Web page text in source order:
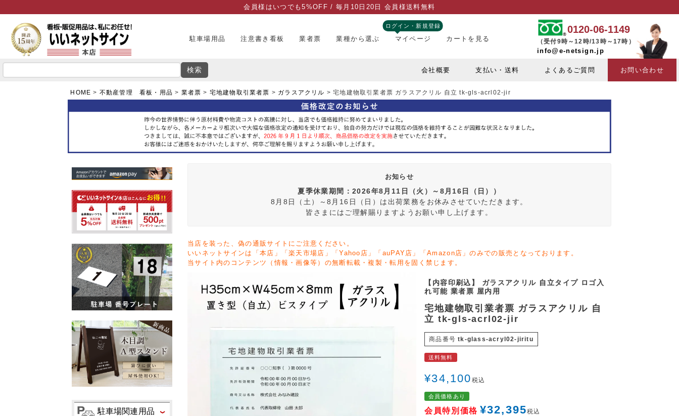
会員様はいつでも5%OFF / 毎月10日20日 会員様送料無料
駐車場用品 注意書き看板 業者票 業種から選ぶ
ログイン・新規登録
マイページ カートを見る
0120-06-1149
（受付9時～12時/13時～17時）
info@e-netsign.jp
検索 会社概要 支払い・送料 よくあるご質問 お問い合わせ
HOME 不動産管理 看板・用品 業者票 宅地建物取引業者票 ガラスアクリル 宅地建物取引業者票 ガラスアクリル 自立 tk-gls-acrl02-jir
駐車場関連用品
お知らせ
夏季休業期間：2026年8月11日（火）～8月16日（日））
8月8日（土）～8月16日（日）は出荷業務をお休みさせていただきます。
皆さまにはご理解賜りますようお願い申し上げます。
当店を装った、偽の通販サイトにご注意ください。
いいネットサインは「本店」「楽天市場店」「Yahoo店」「auPAY店」「Amazon店」のみでの販売となっております。
当サイト内のコンテンツ（情報・画像等）の無断転載・複製・転用を固く禁じます。
【内容印刷込】 ガラスアクリル 自立タイプ ロゴ入
れ可能 業者票 屋内用
宅地建物取引業者票 ガラスアクリル 自
立 tk-gls-acrl02-jir
商品番号 tk-glass-acryl02-jiritu
送料無料
¥34,100 税込
会員価格あり
会員特別価格 ¥32,395税込